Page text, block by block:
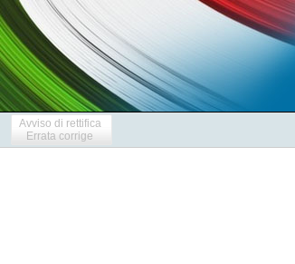
Avviso di rettifica
Errata corrige